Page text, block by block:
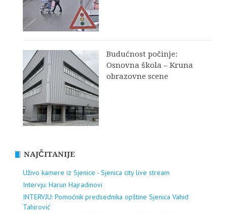
Budućnost počinje:
Osnovna škola – Kruna
obrazovne scene
NAJČITANIJE
Uživo kamere iz Sjenice - Sjenica city live stream
Intervju: Harun Hajradinovi
INTERVJU: Pomoćnik predsednika opštine Sjenica Vahid
Tahirović